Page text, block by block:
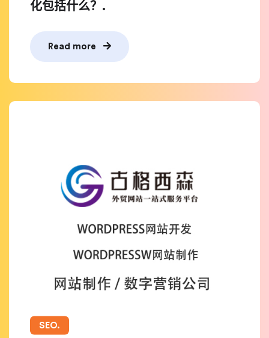
化包括什么？.
Read more
SEO.